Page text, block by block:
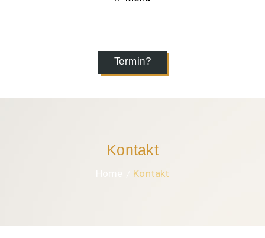
Termin?
Kontakt
Kontakt